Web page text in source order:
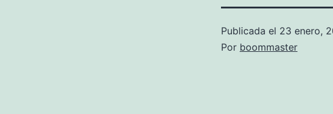
Publicada el 23 enero,
Por boommaster